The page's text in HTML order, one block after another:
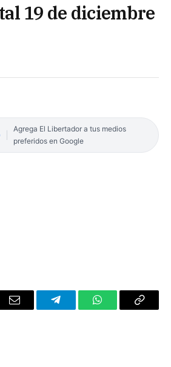
19 de diciembre
Agrega El Libertador a tus medios
preferidos en Google
Email TelegramWhatsAppCopy